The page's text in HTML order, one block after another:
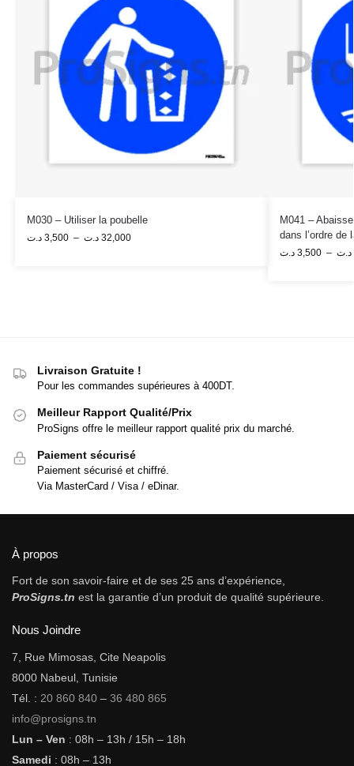
M030 – Utiliser la poubelle
3,500 د.ت – 32,000 د.ت
M041 –
dans l’ordre de
3,500 د.ت – د.ت
Livraison Gratuite !
Pour les commandes supérieures à 400DT.
Meilleur Rapport Qualité/Prix
ProSigns offre le meilleur rapport qualité prix du marché.
Paiement sécurisé
Paiement sécurisé et chiffré.
Via MasterCard / Visa / eDinar.
À propos
Fort de son savoir-faire et de ses 25 ans d’expérience,
ProSigns.tn est la garantie d’un produit de qualité supérieure.
Nous Joindre
7, Rue Mimosas, Cite Neapolis
8000 Nabeul, Tunisie
Tél. : 20 860 840 – 36 480 865
info@prosigns.tn
Lun – Ven : 08h – 13h / 15h – 18h
Samedi : 08h – 13h